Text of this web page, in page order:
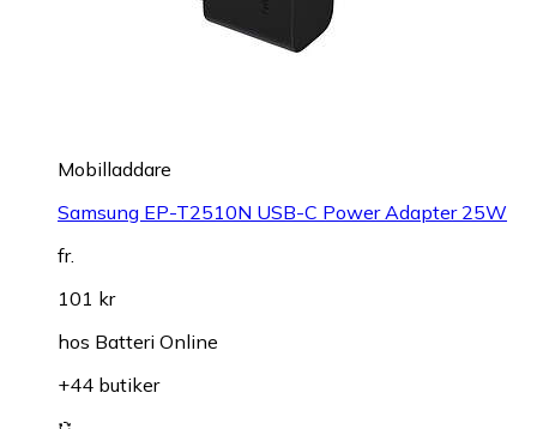
Mobilladdare
Samsung EP-T2510N USB-C Power Adapter 25W
fr.
101 kr
hos Batteri Online
+44 butiker